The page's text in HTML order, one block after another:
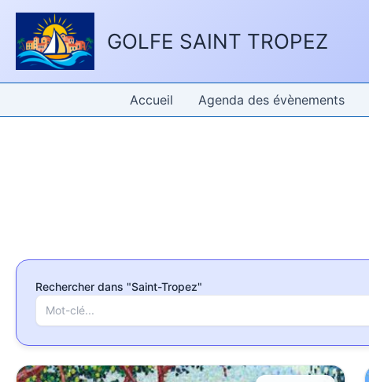
Panneau de gestion des cookies
Aller
contenu
GOLFE SAINT TROPEZ
Accueil Agenda des évènements
Rechercher dans "Saint-Tropez"